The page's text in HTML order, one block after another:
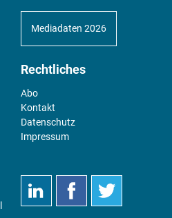
Mediadaten 2026
Rechtliches
Abo
Kontakt
Datenschutz
Impressum